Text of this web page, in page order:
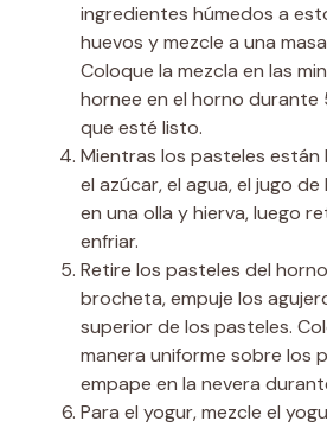
ingredientes húmedos a
huevos y mezcle a una
Coloque la mezcla en las
hornee en el horno
que esté listo.
Mientras los pasteles están
el azúcar, el agua, el jugo
en una olla y hierva, luego
enfriar.
Retire los pasteles del
brocheta, empuje los
superior de los pasteles.
manera uniforme sobre los
empape en la nevera
Para el yogur, mezcle el